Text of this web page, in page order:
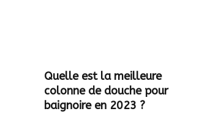
Quelle est la meilleure
colonne de douche pour
baignoire en 2023 ?